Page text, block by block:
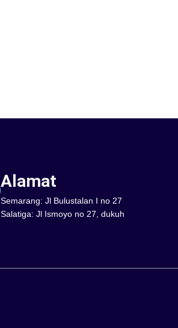
Alamat
Semarang: Jl Bulustalan I no 27
Salatiga: Jl Ismoyo no 27, dukuh